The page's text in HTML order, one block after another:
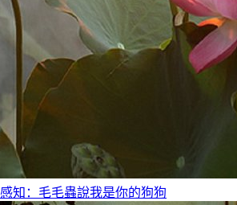
知：毛毛蟲說我是你的狗狗